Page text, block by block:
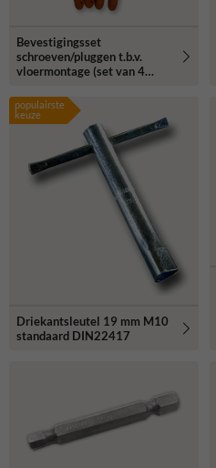
Bevestigingsset
schroeven/pluggen t.b.v.
vloermontage (set van 4
populairste
keuze
Driekantsleutel 19 mm M10
standaard DIN22417